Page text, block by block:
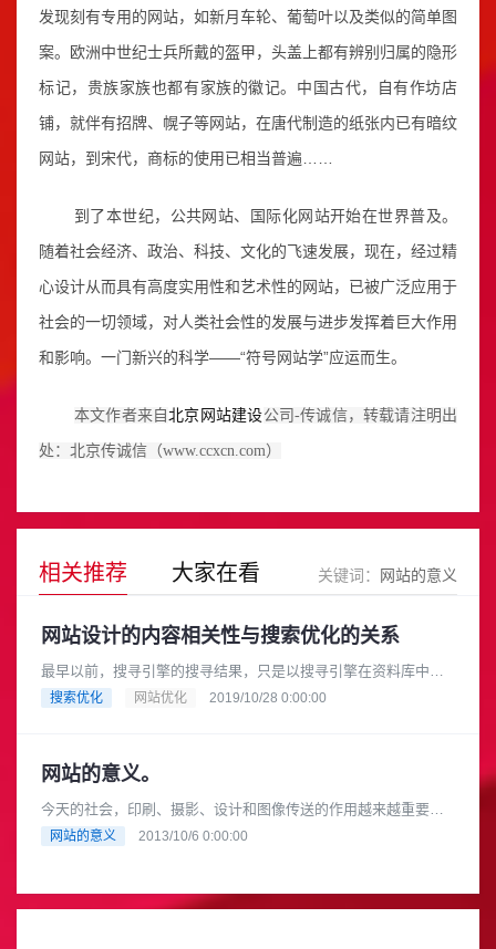
发现刻有专用的网站，如新月车轮、葡萄叶以及类似的简单图
案。欧洲中世纪士兵所戴的盔甲，头盖上都有辨别归属的隐形
标记，贵族家族也都有家族的徽记。中国古代，自有作坊店
铺，就伴有招牌、幌子等网站，在唐代制造的纸张内已有暗纹
网站，到宋代，商标的使用已相当普遍……
到了本世纪，公共网站、国际化网站开始在世界普及。
随着社会经济、政治、科技、文化的飞速发展，现在，经过精
心设计从而具有高度实用性和艺术性的网站，已被广泛应用于
社会的一切领域，对人类社会性的发展与进步发挥着巨大作用
和影响。一门新兴的科学――“符号网站学”应运而生。
本文作者来自北京网站建设公司-传诚信，转载请注明出
处：北京传诚信（www.ccxcn.com）
相关推荐 大家在看 关键词： 网站的意义
网站设计的内容相关性与搜索优化的关系
最早以前，搜寻引擎的搜寻结果，只是以搜寻引擎在资料库中找
到匹配网站的先后次序排列，但人们很快的就察觉到这种搜寻结
搜索优化 网站优化 2019/10/28 0:00:00
网站的意义。
今天的社会，印刷、摄影、设计和图像传送的作用越来越重要，
这种非语言传送的发展具有了和语言传送相抗衡的竞争力量。网
网站的意义 2013/10/6 0:00:00